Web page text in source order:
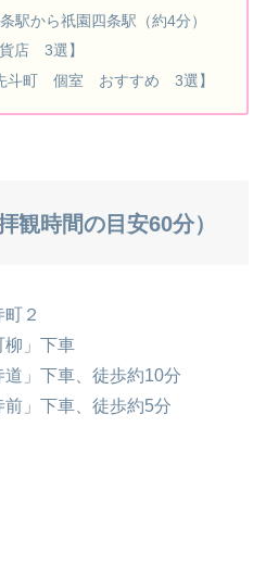
駅から祇園四条駅（約4分）
店 3選】
先斗町 個室 おすすめ 3選】
観時間の目安60分）
２
柳」下車
車、徒歩約10分
車、徒歩約5分